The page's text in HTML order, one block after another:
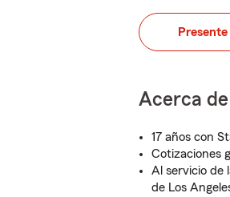
Acerca
17 años con
Cotizaciones
Al servicio de
de Los